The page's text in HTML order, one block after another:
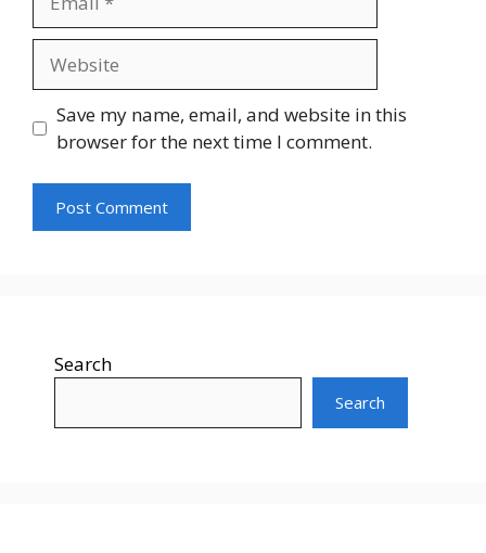
Save my name, email, and website in this
browser for the next time I comment.
Search
Search